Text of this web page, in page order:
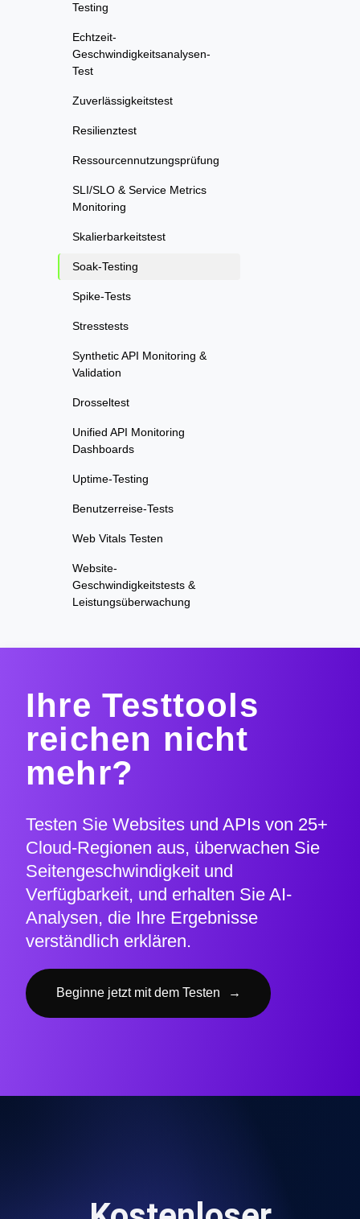
Testing
Echtzeit-
Geschwindigkeitsanalysen-
Test
Zuverlässigkeitstest
Resilienztest
Ressourcennutzungsprüfung
SLI/SLO & Service Metrics
Monitoring
Skalierbarkeitstest
Soak-Testing
Spike-Tests
Stresstests
Synthetic API Monitoring &
Validation
Drosseltest
Unified API Monitoring
Dashboards
Uptime-Testing
Benutzerreise-Tests
Web Vitals Testen
Website-
Geschwindigkeitstests &
Leistungsüberwachung
Ihre Testtools
reichen nicht
mehr?
Testen Sie Websites und APIs von 25+
Cloud-Regionen aus, überwachen Sie
Seitengeschwindigkeit und
Verfügbarkeit, und erhalten Sie AI-
Analysen, die Ihre Ergebnisse
verständlich erklären.
Beginne jetzt mit dem Testen →